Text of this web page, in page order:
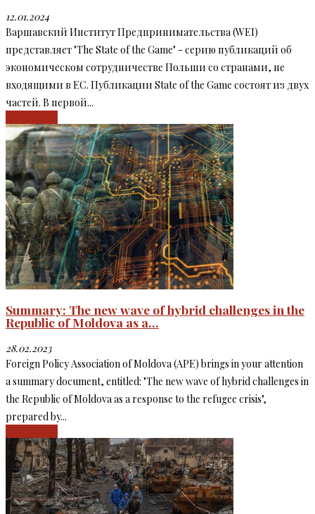
12.01.2024
Варшавский Институт Предпринимательства (WEI)
представляет "The State of the Game" - серию публикаций об
экономическом сотрудничестве Польши со странами, не
входящими в ЕС. Публикации State of the Game состоят из двух
частей. В первой...
Summary: The new wave of hybrid challenges in the
Republic of Moldova as a...
28.02.2023
Foreign Policy Association of Moldova (APE) brings in your attention
a summary document, entitled: "The new wave of hybrid challenges in
the Republic of Moldova as a response to the refugee crisis",
prepared by...